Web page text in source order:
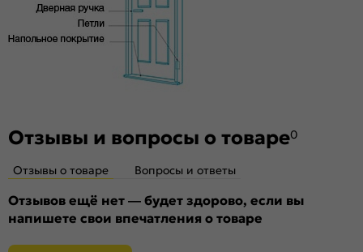
Отзывы и вопросы о товаре0
Отзывы о товаре Вопросы и ответы
Отзывов ещё нет — будет здорово, если вы
напишете свои впечатления о товаре